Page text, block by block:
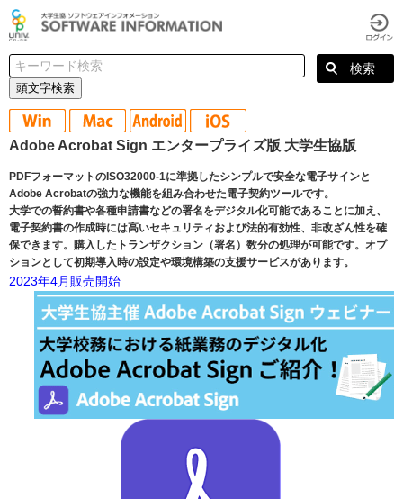
頭文字検索
Adobe Acrobat Sign エンタープライズ版 大学生協版
PDFフォーマットのISO32000-1に準拠したシンプルで安全な電⼦サインと
Adobe Acrobatの強⼒な機能を組み合わせた電⼦契約ツールです。
大学での誓約書や各種申請書などの署名をデジタル化可能であることに加え、
電子契約書の作成時には高いセキュリティおよび法的有効性、非改ざん性を確
保できます。購入したトランザクション（署名）数分の処理が可能です。オプ
ションとして初期導入時の設定や環境構築の支援サービスがあります。
2023年4月販売開始